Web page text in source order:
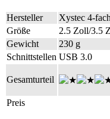
Hersteller
Xystec 4-
Größe
2.5 Zoll/3.5
Gewicht
230 g
Schnittstellen USB 3.0
Gesamturteil
Preis